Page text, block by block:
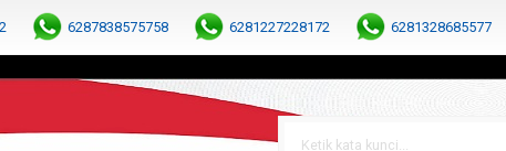
6287838575758 6281227228172 6281328685577